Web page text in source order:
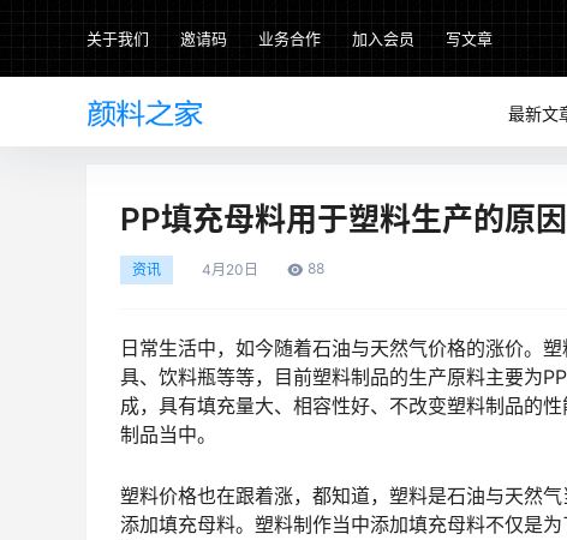
关于我们 邀请码 业务合作 加入会员 写文章
最新文
PP填充母料用于塑料生产的原因
资讯 4月 20日 88
日常生活中，如今随着石油与天然气价格的涨价。
具、饮料瓶等等，目前塑料制品的生产原料主要为
成，具有填充量大、相容性好、不改变塑料制品的
制品当中。
塑料价格也在跟着涨，都知道，塑料是石油与天然
添加填充母料。塑料制作当中添加填充母料不仅是